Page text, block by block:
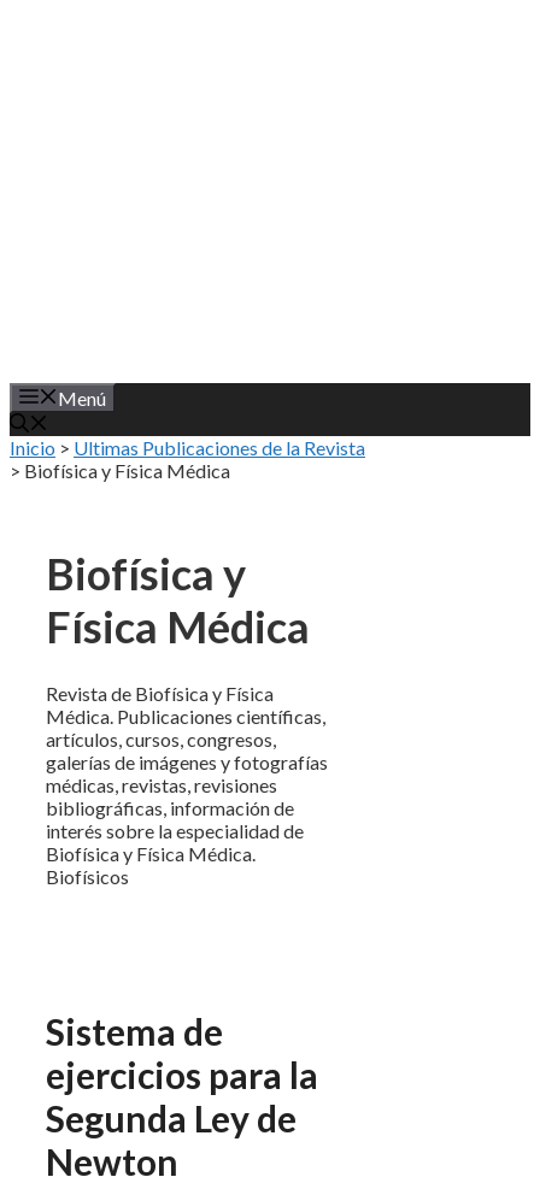
Menú
Inicio > Ultimas Publicaciones de la Revista
> Biofísica y Física Médica
Biofísica y
Física Médica
Revista de Biofísica y Física
Médica. Publicaciones científicas,
artículos, cursos, congresos,
galerías de imágenes y fotografías
médicas, revistas, revisiones
bibliográficas, información de
interés sobre la especialidad de
Biofísica y Física Médica.
Biofísicos
Sistema de
ejercicios para la
Segunda Ley de
Newton